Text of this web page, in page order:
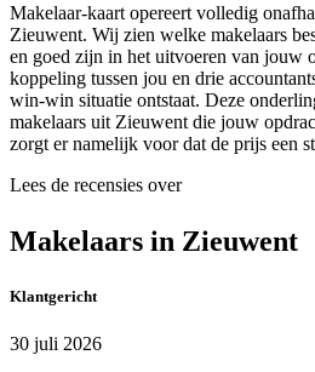
Makelaar-kaart opereert volledig
Zieuwent. Wij zien welke makelaars
en goed zijn in het uitvoeren van jouw
koppeling tussen jou en drie
win-win situatie ontstaat. Deze
makelaars uit Zieuwent die jouw
zorgt er namelijk voor dat de prijs een
Lees de recensies over
Makelaars in Zieuwent
Klantgericht
30 juli 2026